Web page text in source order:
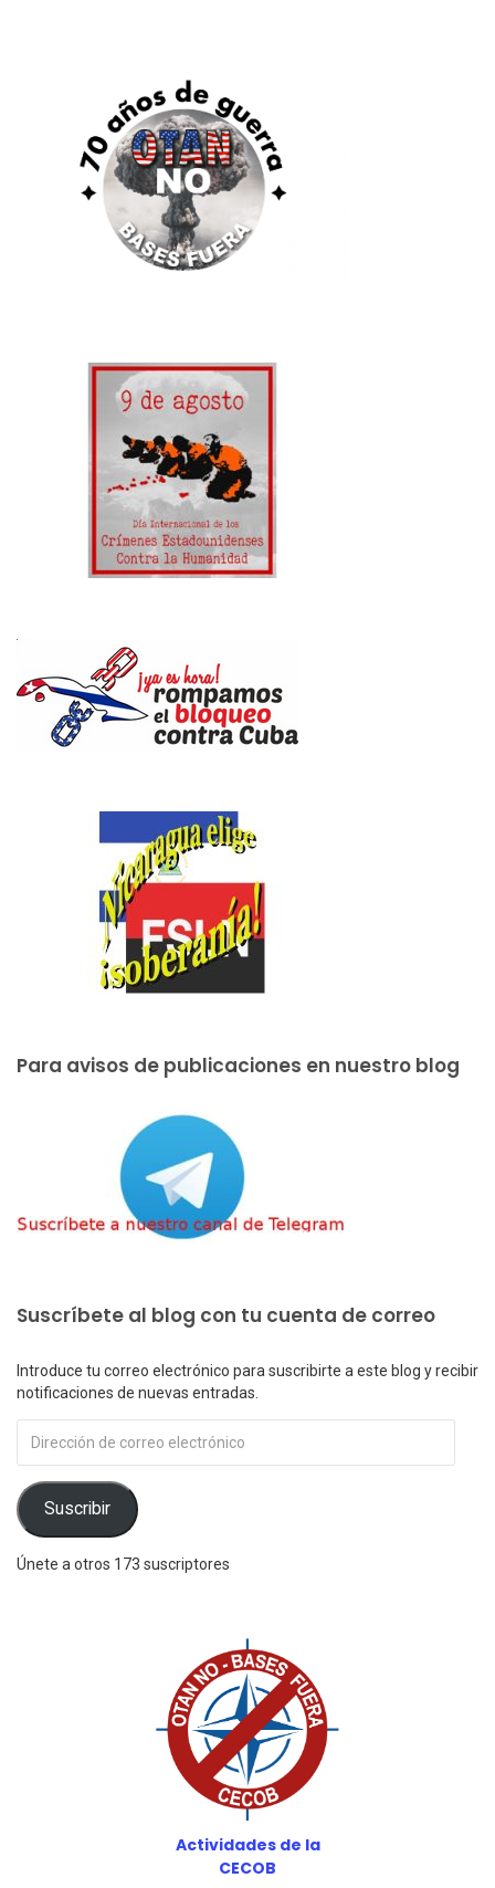
Para avisos de publicaciones en nuestro blog
Suscríbete al blog con tu cuenta de correo
Introduce tu correo electrónico para suscribirte a este blog y recibir
notificaciones de nuevas entradas.
de
correo
electrónico
Suscribir
Únete a otros 173 suscriptores
Actividades de la
CECOB